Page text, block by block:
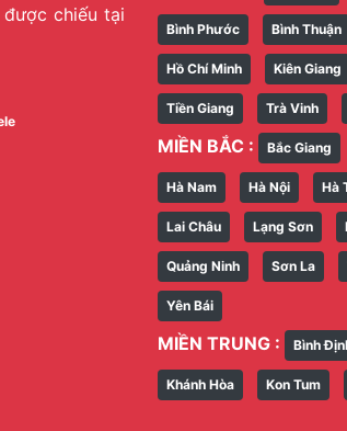
chiếu tại
Bình Phước Bình Thuận
Hồ Chí Minh Kiên Giang
Tiền Giang Trà Vinh
MIỀN BẮC : Bắc Giang
Hà Nam Hà Nội Hà
Lai Châu Lạng Sơn
Quảng Ninh Sơn La
Yên Bái
MIỀN TRUNG : Bình
Khánh Hòa Kon Tum